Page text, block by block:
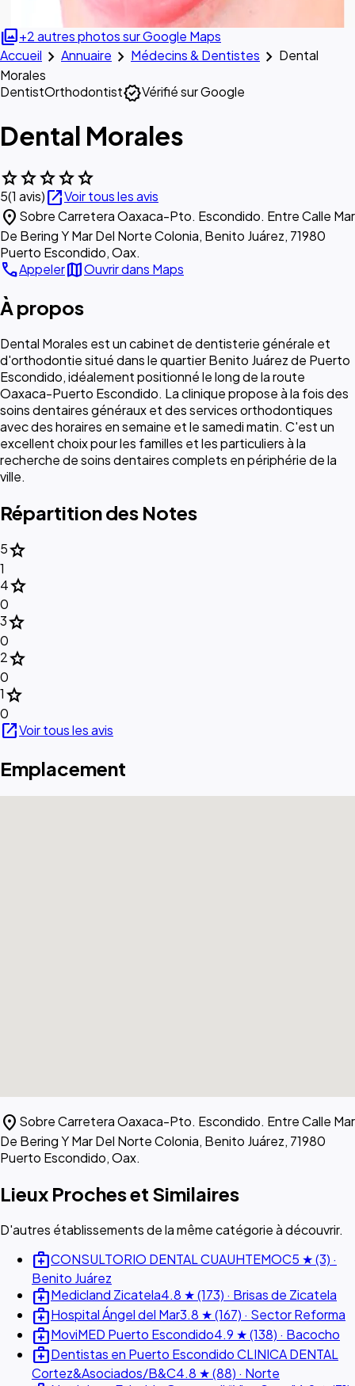
photo_library+2 autres photos sur Google Maps
Accueil chevron_right Annuaire chevron_right Médecins & Dentistes chevron_right Dental
Morales
DentistOrthodontistverifiedVérifié sur Google
Dental Morales
starstarstarstarstar
5(1 avis)open_in_newVoir tous les avis
location_on Sobre Carretera Oaxaca-Pto. Escondido. Entre Calle Mar
De Bering Y Mar Del Norte Colonia, Benito Juárez, 71980
Puerto Escondido, Oax.
callAppelermapOuvrir dans Maps
À propos
Dental Morales est un cabinet de dentisterie générale et
d'orthodontie situé dans le quartier Benito Juárez de Puerto
Escondido, idéalement positionné le long de la route
Oaxaca-Puerto Escondido. La clinique propose à la fois des
soins dentaires généraux et des services orthodontiques
avec des horaires en semaine et le samedi matin. C'est un
excellent choix pour les familles et les particuliers à la
recherche de soins dentaires complets en périphérie de la
ville.
Répartition des Notes
5star
1
4star
0
3star
0
2star
0
1star
0
open_in_newVoir tous les avis
Emplacement
location_on Sobre Carretera Oaxaca-Pto. Escondido. Entre Calle Mar
De Bering Y Mar Del Norte Colonia, Benito Juárez, 71980
Puerto Escondido, Oax.
Lieux Proches et Similaires
D'autres établissements de la même catégorie à découvrir.
medical_servicesCONSULTORIO DENTAL CUAUHTEMOC5 ★ (3) ·
Benito Juárez
medical_servicesMedicland Zicatela4.8 ★ (173) · Brisas de Zicatela
medical_servicesHospital Ángel del Mar3.8 ★ (167) · Sector Reforma
medical_servicesMoviMED Puerto Escondido4.9 ★ (138) · Bacocho
medical_servicesDentistas en Puerto Escondido CLINICA DENTAL
Cortez&Asociados/B&C4.8 ★ (88) · Norte